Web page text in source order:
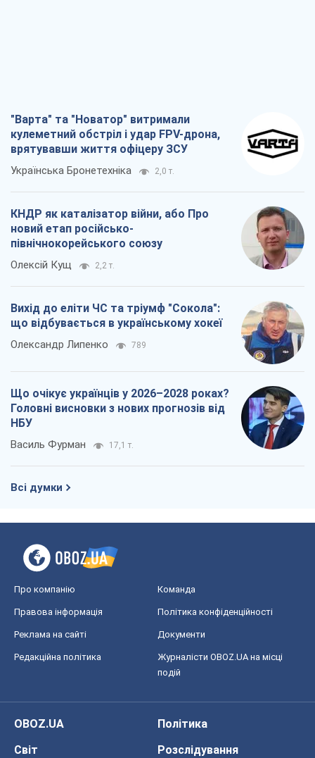
"Варта" та "Новатор" витримали
кулеметний обстріл і удар FPV-дрона,
врятувавши життя офіцеру ЗСУ
Українська Бронетехніка 2,0 т.
КНДР як каталізатор війни, або Про
новий етап російсько-
північнокорейського союзу
Олексій Кущ 2,2 т.
Вихід до еліти ЧС та тріумф "Сокола":
що відбувається в українському хокеї
Олександр Липенко 789
Що очікує українців у 2026–2028 роках?
Головні висновки з нових прогнозів від
НБУ
Василь Фурман 17,1 т.
Всі думки
Про компанію Команда
Правова інформація Політика конфіденційності
Реклама на сайті Документи
Редакційна політика
Журналісти OBOZ.UA на місці
подій
OBOZ.UA
Політика
Світ
Розслідування